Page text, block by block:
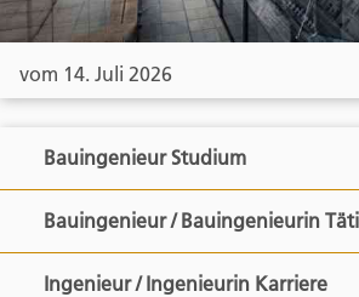
vom 14. Juli 2026
Bauingenieur Studium
Bauingenieur /
Ingenieur / Ingenieurin Karriere